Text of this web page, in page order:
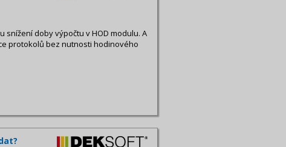
snížení doby výpočtu v HOD modulu. A
protokolů bez nutnosti hodinového